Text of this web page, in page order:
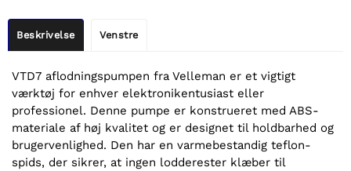
Beskrivelse Venstre
VTD7 aflodningspumpen fra Velleman er et vigtigt
værktøj for enhver elektronikentusiast eller
professionel. Denne pumpe er konstrueret med ABS-
materiale af høj kvalitet og er designet til holdbarhed og
brugervenlighed. Den har en varmebestandig teflon-
spids, der sikrer, at ingen lodderester klæber til